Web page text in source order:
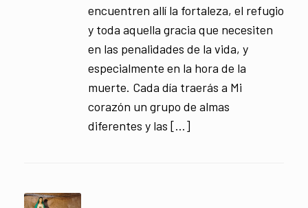
encuentren allí la fortaleza, el refugio
y toda aquella gracia que necesiten
en las penalidades de la vida, y
especialmente en la hora de la
muerte. Cada día traerás a Mi
corazón un grupo de almas
diferentes y las […]